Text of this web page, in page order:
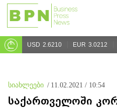
USD 2.6210 EUR 3.0212
სიახლეები / 11.02.2021 / 10:54
საქართველოში